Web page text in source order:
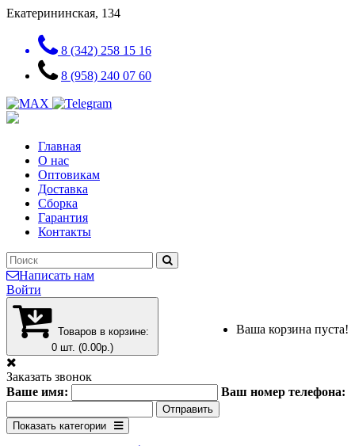
Екатерининская, 134
8 (342) 258 15 16
8 (958) 240 07 60
Главная
О нас
Оптовикам
Доставка
Сборка
Гарантия
Контакты
Написать нам
Войти
Товаров в корзине:
0 шт. (0.00р.)
Ваша корзина пуста!
Заказать звонок
Ваше имя:
Ваш номер телефона:
Показать категории